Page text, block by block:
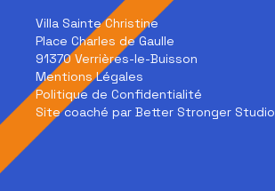
Villa Sainte Christine
Place Charles de Gaulle
91370 Verrières-le-Buisson
Mentions Légales
Politique de Confidentialité
Site coaché par Better Stronger Studio